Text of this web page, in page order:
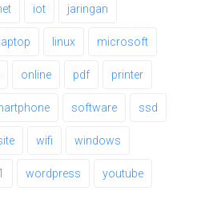
iot jaringan
laptop linux microsoft
online pdf printer
software ssd
wifi windows
wordpress youtube